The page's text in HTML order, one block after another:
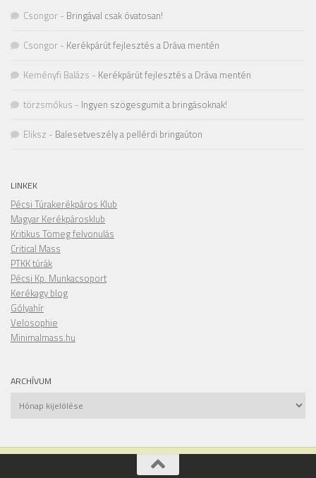
Csongor - Bringával csak óvatosan!
Csongor - Kerékpárút fejlesztés a Dráva mentén
Keményfi Balázs - Kerékpárút fejlesztés a Dráva mentén
törzsmókus - Ingyen szögesgumit a bringásoknak!
Eliksz - Balesetveszély a pellérdi bringaúton
LINKEK
Pécsi Túrakerékpáros Klub
Magyar Kerékpárosklub
Kritikus Tömeg felvonulás
Critical Mass
PTKK túrák
Pécsi Kp. Munkacsoport
Kerékagy blog
Gólyahír
Velosophie
Minimalmass.hu
ARCHÍVUM